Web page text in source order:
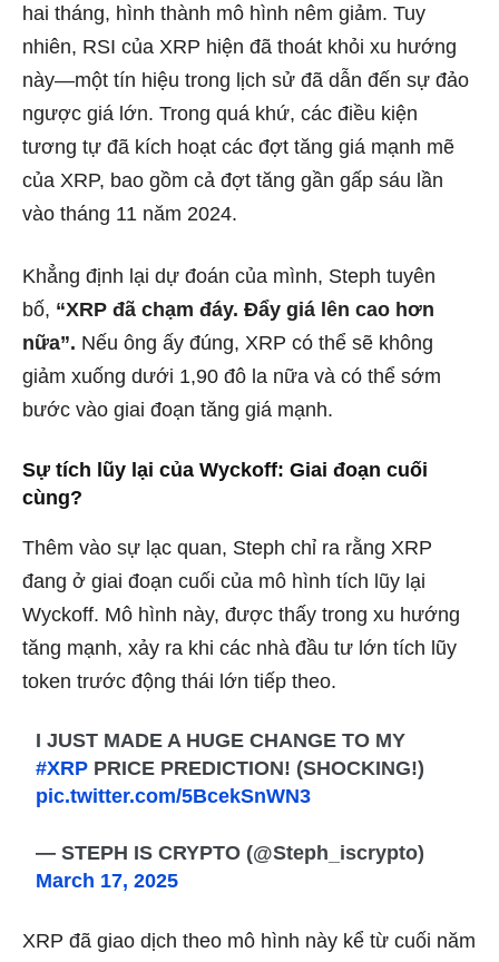
hai tháng, hình thành mô hình nêm giảm. Tuy
nhiên, RSI của XRP hiện đã thoát khỏi xu hướng
này—một tín hiệu trong lịch sử đã dẫn đến sự đảo
ngược giá lớn. Trong quá khứ, các điều kiện
tương tự đã kích hoạt các đợt tăng giá mạnh mẽ
của XRP, bao gồm cả đợt tăng gần gấp sáu lần
vào tháng 11 năm 2024.
Khẳng định lại dự đoán của mình, Steph tuyên
bố, “XRP đã chạm đáy. Đẩy giá lên cao hơn
nữa”. Nếu ông ấy đúng, XRP có thể sẽ không
giảm xuống dưới 1,90 đô la nữa và có thể sớm
bước vào giai đoạn tăng giá mạnh.
Sự tích lũy lại của Wyckoff: Giai đoạn cuối
cùng?
Thêm vào sự lạc quan, Steph chỉ ra rằng XRP
đang ở giai đoạn cuối của mô hình tích lũy lại
Wyckoff. Mô hình này, được thấy trong xu hướng
tăng mạnh, xảy ra khi các nhà đầu tư lớn tích lũy
token trước động thái lớn tiếp theo.
I JUST MADE A HUGE CHANGE TO MY
#XRP PRICE PREDICTION! (SHOCKING!)
pic.twitter.com/5BcekSnWN3
— STEPH IS CRYPTO (@Steph_iscrypto)
March 17, 2025
XRP đã giao dịch theo mô hình này kể từ cuối năm